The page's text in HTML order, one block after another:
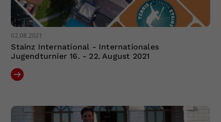
02.08.2021
Stainz International - Internationales
Jugendturnier 16. - 22. August 2021